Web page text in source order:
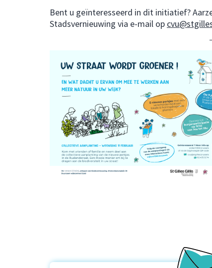
Bent u geïnteresseerd in dit initiatief?
Stadsvernieuwing via e-mail op